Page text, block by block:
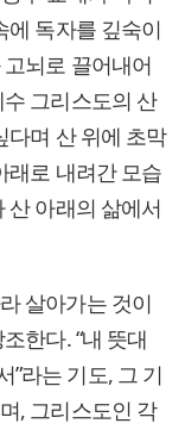
에 독자를 깊숙이
뇌로 끌어내어
그리스도의 산
다며 산 위에 초막
래로 내려간 모습
산 아래의 삶에서
살아가는 것이
한다. “내 뜻대
”라는 기도, 그 기
, 그리스도인 각